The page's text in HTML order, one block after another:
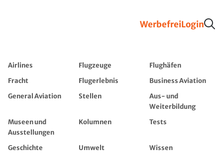
WerbefreiLogin
Airlines Flugzeuge
Flughäfen
Fracht
Flugerlebnis
Business Aviation
General Aviation
Stellen
Aus- und
Weiterbildung
Museen und
Ausstellungen
Kolumnen Tests
Geschichte Umwelt
Wissen